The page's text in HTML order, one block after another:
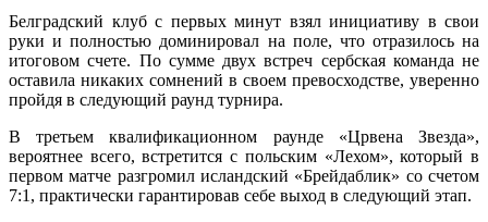
Белградский клуб с первых минут взял инициативу в свои
руки и полностью доминировал на поле, что отразилось на
итоговом счете. По сумме двух встреч сербская команда не
оставила никаких сомнений в своем превосходстве, уверенно
пройдя в следующий раунд турнира.
В третьем квалификационном раунде «Црвена Звезда»,
вероятнее всего, встретится с польским «Лехом», который в
первом матче разгромил исландский «Брейдаблик» со счетом
7:1, практически гарантировав себе выход в следующий этап.